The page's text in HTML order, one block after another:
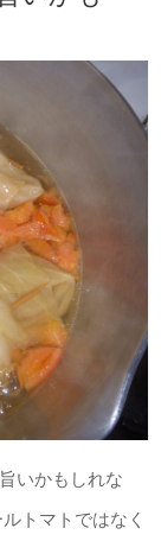
いかもしれな
トマトではなく